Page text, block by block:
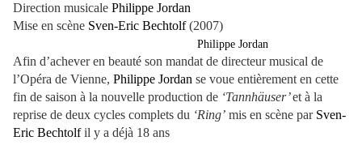
Direction musicale Philippe Jordan
Mise en scène Sven-Eric Bechtolf(2007)
Philippe Jordan
Afin d’achever en beauté son mandat de directeur musical de
l’Opéra de Vienne, Philippe Jordan se voue entièrement en cette
fin de saison à la nouvelle production de ‘Tannhäuser’et à la
reprise de deux cycles complets du ‘Ring’ mis en scène par Sven-
Eric Bechtolfil y a déjà 18 ans